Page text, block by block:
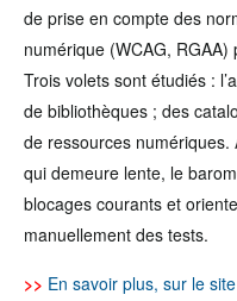
de prise en compte des
numérique (WCAG,
Trois volets sont étudiés :
de bibliothèques ; des
de ressources
qui demeure lente, le
blocages courants et
manuellement des tests.
>> En savoir plus, sur le